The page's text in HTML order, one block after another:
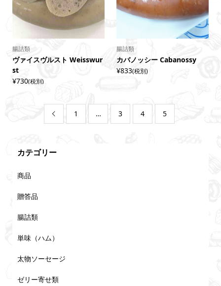
腸詰類
ヴァイスヴルスト Weisswur
st
¥730(税別)
腸詰類
カバノッシー Cabanossy
¥833(税別)
 1 … 3 4 5
カテゴリー
商品
贈答品
腸詰類
単味（ハム）
太物ソーセージ
ゼリー寄せ類